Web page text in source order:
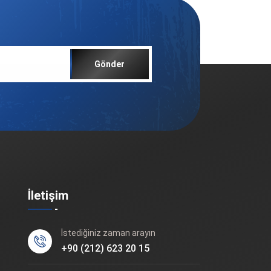
Gönder
İletişim
İstediğiniz zaman arayın
+90 (212) 623 20 15